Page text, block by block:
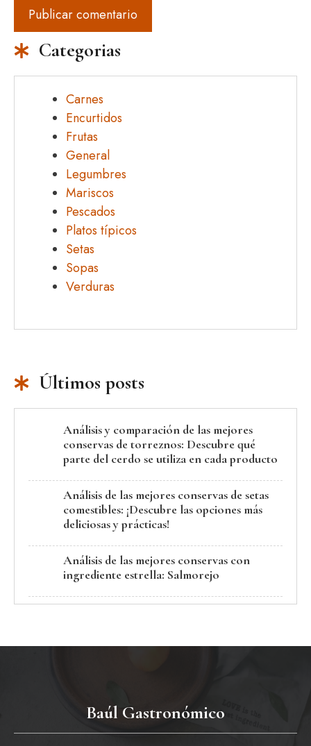
Categorias
Carnes
Encurtidos
Frutas
General
Legumbres
Mariscos
Pescados
Platos típicos
Setas
Sopas
Verduras
Últimos posts
Análisis y comparación de las mejores
conservas de torreznos: Descubre qué
parte del cerdo se utiliza en cada producto
Análisis de las mejores conservas de setas
comestibles: ¡Descubre las opciones más
deliciosas y prácticas!
Análisis de las mejores conservas con
ingrediente estrella: Salmorejo
Baúl Gastronómico